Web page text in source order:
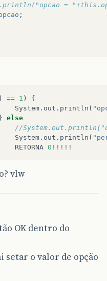
=
;
== 1 )
{
System . out . println (
else
//
System . out . println (
RETORNA 0 !!!!!
vlw
OK dentro do
setar o valor de opção